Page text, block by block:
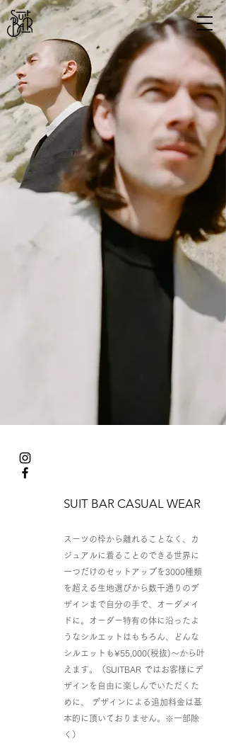
SUIT BAR CASUAL WEAR
スーツの枠から離れることなく、カ
ジュアルに着ることのできる世界に
一つだけのセットアップを3000種類
を超える生地選びから数千通りのデ
ザインまで自分の手で、オーダメイ
ドに。オーダー特有の体に沿ったよ
うなシルエットはもちろん、どんな
シルエットも¥55,000(税抜)〜から叶
えます。（SUITBAR ではお客様にデ
ザインを自由に楽しんでいただくた
めに、 デザインによる追加料金は基
本的に頂いておりません。※一部除
く）